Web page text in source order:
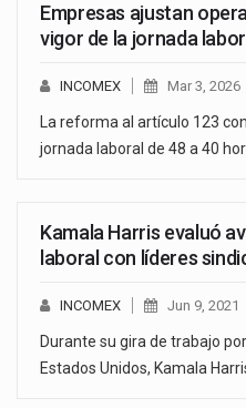
Empresas ajustan
vigor de la jornada
INCOMEX Mar 3, 2026
La reforma al artículo 123
jornada laboral de 48 a 40
Kamala Harris evaluó
laboral con líderes
INCOMEX Jun 9, 2021
Durante su gira de trabajo
Estados Unidos, Kamala